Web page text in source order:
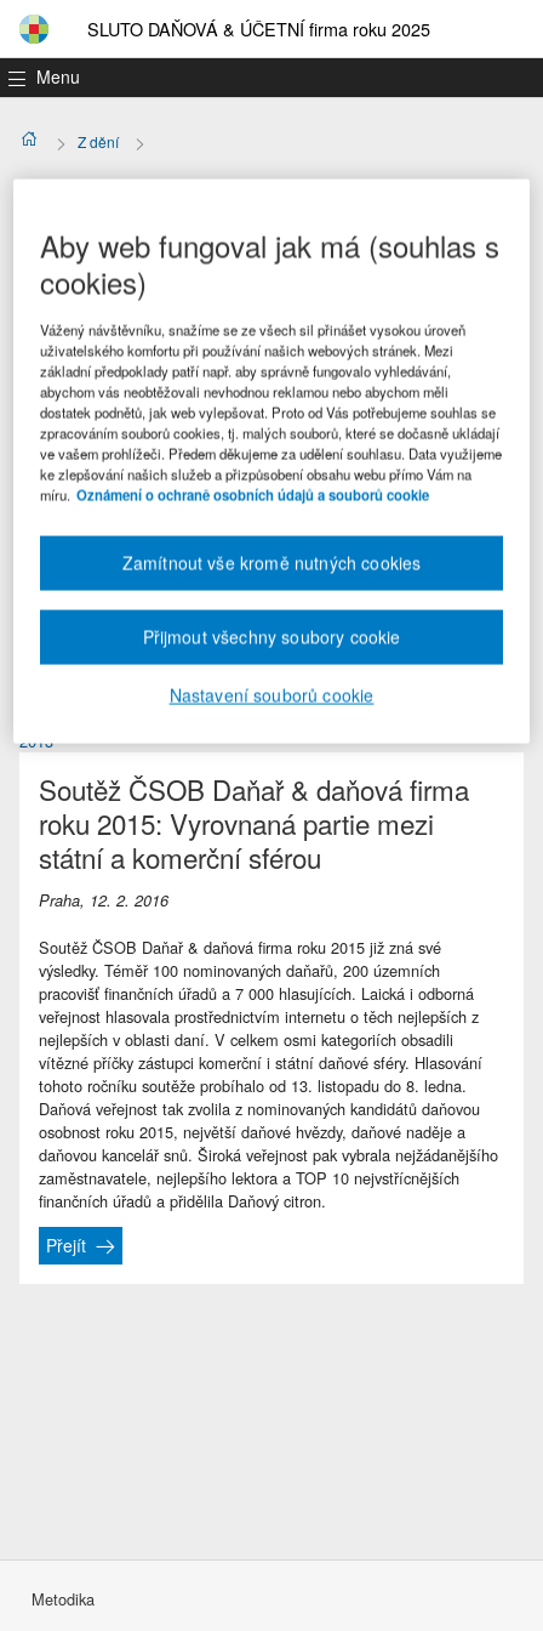
SLUTO DAŇOVÁ & ÚČETNÍ firma roku 2025
Menu
Z dění
Vydáno v roce
2025
2024
2023
2022
2021
2019
2017
2013
Soutěž ČSOB Daňař & daňová firma
roku 2015: Vyrovnaná partie mezi
státní a komerční sférou
Praha, 12. 2. 2016
Soutěž ČSOB Daňař & daňová firma roku 2015 již zná své
výsledky. Téměř 100 nominovaných daňařů, 200 územních
pracovišť finančních úřadů a 7 000 hlasujících. Laická i odborná
veřejnost hlasovala prostřednictvím internetu o těch nejlepších z
nejlepších v oblasti daní. V celkem osmi kategoriích obsadili
vítězné příčky zástupci komerční i státní daňové sféry. Hlasování
tohoto ročníku soutěže probíhalo od 13. listopadu do 8. ledna.
Daňová veřejnost tak zvolila z nominovaných kandidátů daňovou
osobnost roku 2015, největší daňové hvězdy, daňové naděje a
daňovou kancelář snů. Široká veřejnost pak vybrala nejžádanějšího
zaměstnavatele, nejlepšího lektora a TOP 10 nejvstřícnějších
finančních úřadů a přidělila Daňový citron.
Přejít
Metodika
Aby web fungoval jak má (souhlas s
cookies)
Vážený návštěvníku, snažíme se ze všech sil přinášet vysokou úroveň
uživatelského komfortu při používání našich webových stránek. Mezi
základní předpoklady patří např. aby správně fungovalo vyhledávání,
abychom vás neobtěžovali nevhodnou reklamou nebo abychom měli
dostatek podnětů, jak web vylepšovat. Proto od Vás potřebujeme souhlas se
zpracováním souborů cookies, tj. malých souborů, které se dočasně ukládají
ve vašem prohlížeči. Předem děkujeme za udělení souhlasu. Data využijeme
ke zlepšování našich služeb a přizpůsobení obsahu webu přímo Vám na
míru. Oznámení o ochraně osobních údajů a souborů cookie
Nastavení souborů cookie
Zamítnout vše kromě nutných cookies
Přijmout všechny soubory cookie